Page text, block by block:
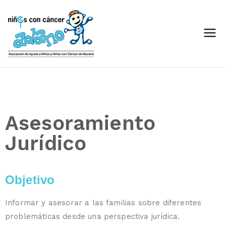
Asociación de Ayuda a Niños
Asesoramiento
Jurídico
Objetivo
Informar y asesorar a las familias sobre diferentes
problemáticas desde una perspectiva jurídica.